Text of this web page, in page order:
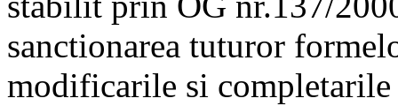
sanctionarea tuturor
modificarile si